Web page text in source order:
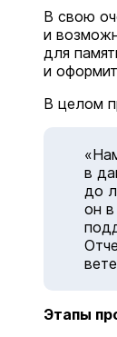
В свою
и
для
и
В целом
в
до
он
Этапы